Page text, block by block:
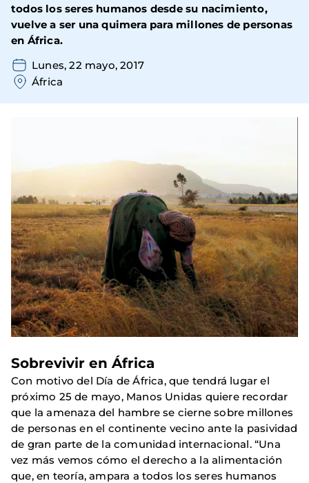
todos los seres humanos desde su nacimiento,
vuelve a ser una quimera para millones de personas
en África.
Lunes, 22 mayo, 2017
África
Sobrevivir en África
Con motivo del Día de África, que tendrá lugar el
próximo 25 de mayo, Manos Unidas quiere recordar
que la amenaza del hambre se cierne sobre millones
de personas en el continente vecino ante la pasividad
de gran parte de la comunidad internacional. “Una
vez más vemos cómo el derecho a la alimentación
que, en teoría, ampara a todos los seres humanos